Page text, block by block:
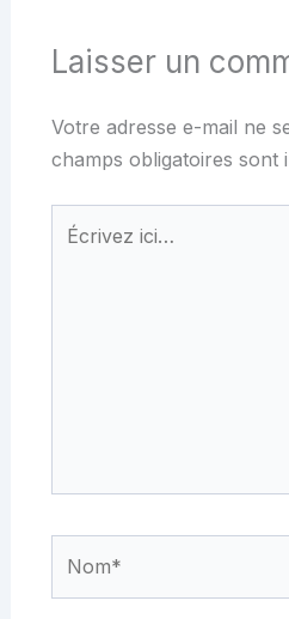
Laisser un
Votre adresse e-mail ne
champs obligatoires sont
Écrivez